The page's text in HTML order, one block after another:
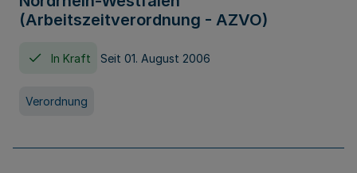
(Arbeitszeitverordnung - AZVO)
In Kraft Seit 01. August 2006
Verordnung